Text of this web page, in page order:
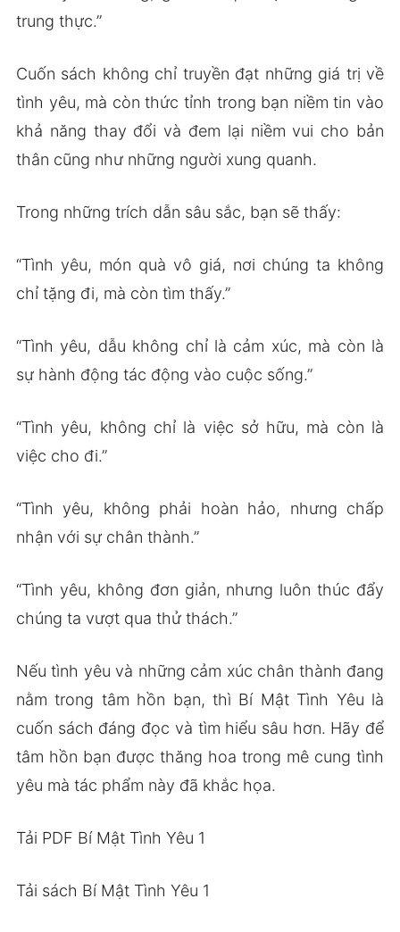
trung thực.”
Cuốn sách không chỉ truyền đạt những giá trị về
tình yêu, mà còn thức tỉnh trong bạn niềm tin vào
khả năng thay đổi và đem lại niềm vui cho bản
thân cũng như những người xung quanh.
Trong những trích dẫn sâu sắc, bạn sẽ thấy:
“Tình yêu, món quà vô giá, nơi chúng ta không
chỉ tặng đi, mà còn tìm thấy.”
“Tình yêu, dẫu không chỉ là cảm xúc, mà còn là
sự hành động tác động vào cuộc sống.”
“Tình yêu, không chỉ là việc sở hữu, mà còn là
việc cho đi.”
“Tình yêu, không phải hoàn hảo, nhưng chấp
nhận với sự chân thành.”
“Tình yêu, không đơn giản, nhưng luôn thúc đẩy
chúng ta vượt qua thử thách.”
Nếu tình yêu và những cảm xúc chân thành đang
nằm trong tâm hồn bạn, thì Bí Mật Tình Yêu là
cuốn sách đáng đọc và tìm hiểu sâu hơn. Hãy để
tâm hồn bạn được thăng hoa trong mê cung tình
yêu mà tác phẩm này đã khắc họa.
Tải PDF Bí Mật Tình Yêu 1
Tải sách Bí Mật Tình Yêu 1